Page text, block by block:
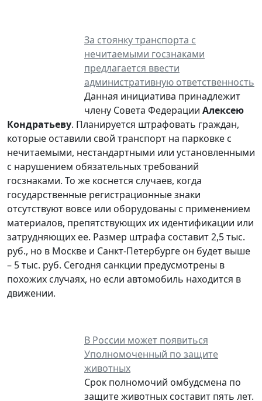
За стоянку транспорта с
нечитаемыми госзнаками
предлагается ввести
административную ответственность
Данная инициатива принадлежит
члену Совета Федерации Алексею
Кондратьеву. Планируется штрафовать граждан,
которые оставили свой транспорт на парковке с
нечитаемыми, нестандартными или установленными
с нарушением обязательных требований
госзнаками. То же коснется случаев, когда
государственные регистрационные знаки
отсутствуют вовсе или оборудованы с применением
материалов, препятствующих их идентификации или
затрудняющих ее. Размер штрафа составит 2,5 тыс.
руб., но в Москве и Санкт-Петербурге он будет выше
– 5 тыс. руб. Сегодня санкции предусмотрены в
похожих случаях, но если автомобиль находится в
движении.
В России может появиться
Уполномоченный по защите
животных
Срок полномочий омбудсмена по
защите животных составит пять лет.